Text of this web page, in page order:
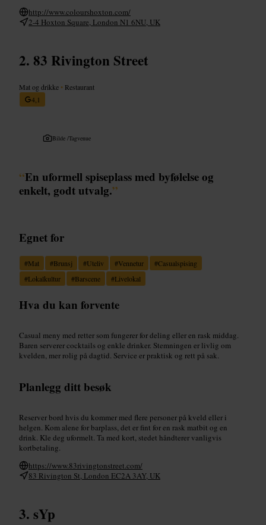
http://www.colourshoxton.com/
2-4 Hoxton Square, London N1 6NU, UK
83 Rivington Street
Mat og drikke • Restaurant
4,1
Bilde /Tagvenue
“En uformell spiseplass med byfølelse og
enkelt, godt utvalg.”
Egnet for
#Mat #Brunsj #Uteliv #Vennetur #Casualspising
#Lokalkultur #Barscene #Livelokal
Hva du kan forvente
Casual meny med retter som fungerer for deling eller en rask middag.
Baren serverer cocktails og enkle drinker. Stemningen er livlig om
kvelden, mer rolig på dagtid. Service er praktisk og rett på sak.
Planlegg ditt besøk
Reserver bord hvis du kommer med flere personer på kveld eller i
helgen. Kom alene for barplass, det er fint for en rask matbit og en
drink. Kle deg uformelt. Ta med kort, stedet håndterer vanligvis
kortbetaling.
https://www.83rivingtonstreet.com/
83 Rivington St, London EC2A 3AY, UK
sYp